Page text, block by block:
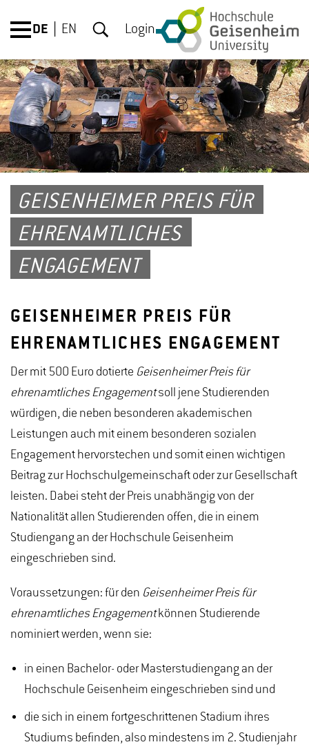
DE EN Login
GEISENHEIMER PREIS FÜR
EHRENAMTLICHES
ENGAGEMENT
GEISENHEIMER PREIS FÜR
EHRENAMTLICHES ENGAGEMENT
Der mit 500 Euro dotierte Geisenheimer Preis für
ehrenamtliches Engagementsoll jene Studierenden
würdigen, die neben besonderen akademischen
Leistungen auch mit einem besonderen sozialen
Engagement hervorstechen und somit einen wichtigen
Beitrag zur Hochschulgemeinschaft oder zur Gesellschaft
leisten. Dabei steht der Preis unabhängig von der
Nationalität allen Studierenden offen, die in einem
Studiengang an der Hochschule Geisenheim
eingeschrieben sind.
Voraussetzungen: für den Geisenheimer Preis für
ehrenamtliches Engagementkönnen Studierende
nominiert werden, wenn sie:
in einen Bachelor- oder Masterstudiengang an der
Hochschule Geisenheim eingeschrieben sind und
die sich in einem fortgeschrittenen Stadium ihres
Studiums befinden, also mindestens im 2. Studienjahr